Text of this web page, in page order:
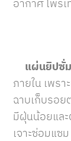
อากาศ โพร
แผ่นยิปซั่
ภายใน เพร
ฉาบเก็บรอย
มีฝุ่นน้อยแล
เจาะซ่อมแซ